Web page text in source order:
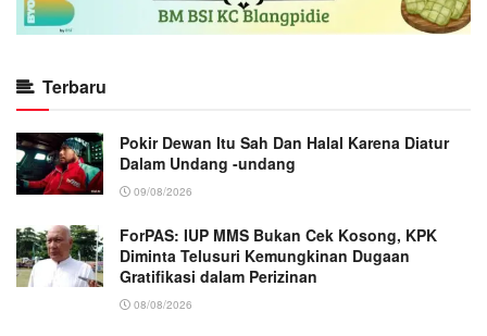
Terbaru
Pokir Dewan Itu Sah Dan Halal Karena Diatur
Dalam Undang -undang
09/08/2026
ForPAS: IUP MMS Bukan Cek Kosong, KPK
Diminta Telusuri Kemungkinan Dugaan
Gratifikasi dalam Perizinan
08/08/2026